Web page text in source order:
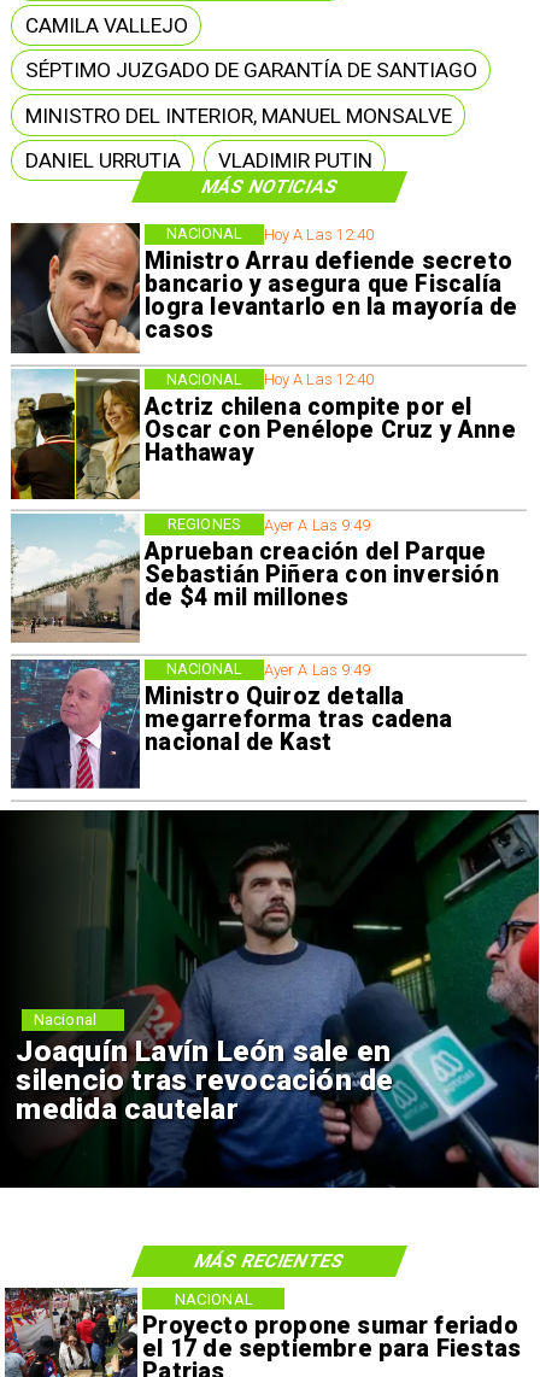
MÁS NOTICIAS
Hoy A Las 12:40
Ministro Arrau defiende secreto
bancario y asegura que Fiscalía
logra levantarlo en la mayoría de
casos
NACIONAL
Hoy A Las 12:40
Actriz chilena compite por el
Oscar con Penélope Cruz y Anne
Hathaway
NACIONAL
Ayer A Las 9:49
Aprueban creación del Parque
Sebastián Piñera con inversión
de $4 mil millones
REGIONES
Ayer A Las 9:49
Ministro Quiroz detalla
megarreforma tras cadena
nacional de Kast
NACIONAL
CAMILA VALLEJO
SÉPTIMO JUZGADO DE GARANTÍA DE SANTIAGO
MINISTRO DEL INTERIOR, MANUEL MONSALVE
DANIEL URRUTIA
VLADIMIR PUTIN
Joaquín Lavín León sale en
silencio tras revocación de
medida cautelar
Nacional
Proyecto propone sumar feriado
el 17 de septiembre para Fiestas
NACIONAL
MÁS RECIENTES